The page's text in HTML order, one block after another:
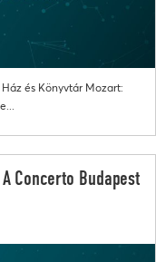
és Könyvtár Mozart:
Concerto Budapest